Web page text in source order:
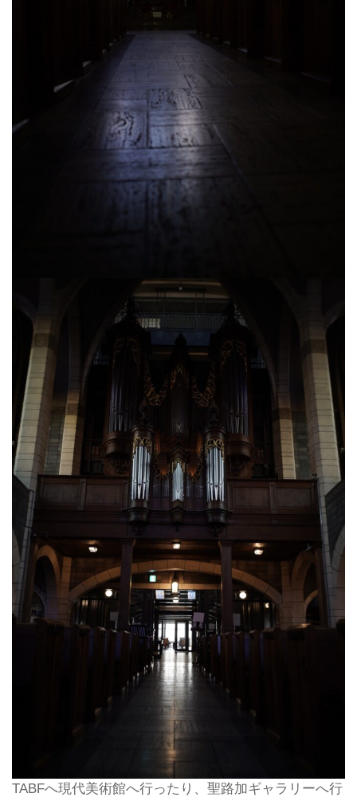
TABFへ現代美術館へ行ったり、聖路加ギャラリーへ行